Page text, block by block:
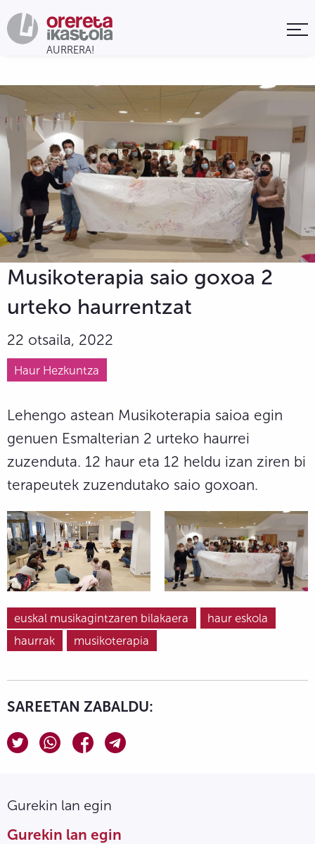
Musikoterapia saio goxoa 2
urteko haurrentzat
22 otsaila, 2022
Haur Hezkuntza
Lehengo astean Musikoterapia saioa egin
genuen Esmalterian 2 urteko haurrei
zuzenduta. 12 haur eta 12 heldu izan ziren bi
terapeutek zuzendutako saio goxoan.
euskal musikagintzaren bilakaera
haur eskola
haurrak
musikoterapia
SAREETAN ZABALDU:
Gurekin lan egin
Gurekin lan egin